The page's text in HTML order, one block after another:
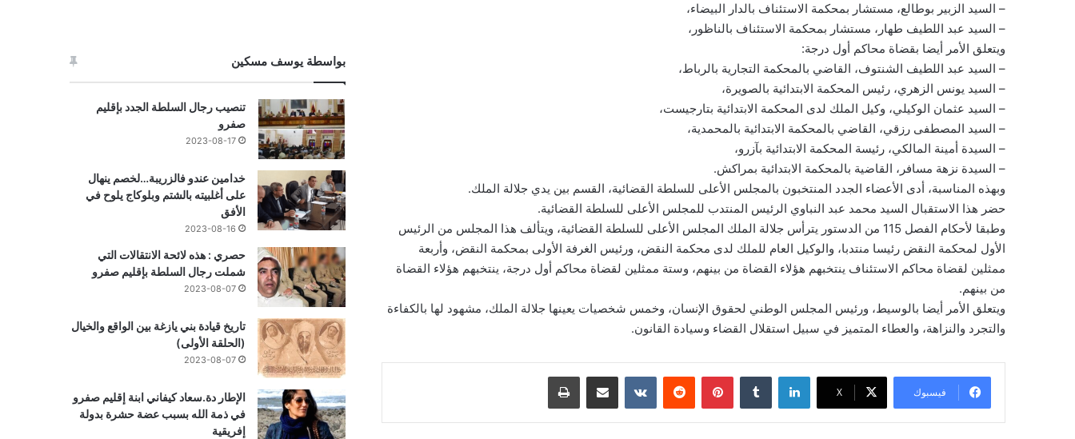
– السيد الزبير بوطالع، مستشار بمحكمة الاستئناف بالدار البيضاء،
– السيد عبد اللطيف طهار، مستشار بمحكمة الاستئناف بالناظور،
ويتعلق الأمر أيضا بقضاة محاكم أول درجة:
– السيد عبد اللطيف الشنتوف، القاضي بالمحكمة التجارية بالرباط،
– السيد يونس الزهري، رئيس المحكمة الابتدائية بالصويرة،
– السيد عثمان الوكيلي، وكيل الملك لدى المحكمة الابتدائية بتارجيست،
– السيد المصطفى رزقي، القاضي بالمحكمة الابتدائية بالمحمدية،
– السيدة أمينة المالكي، رئيسة المحكمة الابتدائية بآزرو،
– السيدة نزهة مسافر، القاضية بالمحكمة الابتدائية بمراكش.
وبهذه المناسبة، أدى الأعضاء الجدد المنتخبون بالمجلس الأعلى للسلطة القضائية، القسم بين يدي جلالة الملك.
حضر هذا الاستقبال السيد محمد عبد النباوي الرئيس المنتدب للمجلس الأعلى للسلطة القضائية.
وطبقا لأحكام الفصل 115 من الدستور يترأس جلالة الملك المجلس الأعلى للسلطة القضائية، ويتألف هذا المجلس من الرئيس
الأول لمحكمة النقض رئيسا منتدبا، والوكيل العام للملك لدى محكمة النقض، ورئيس الغرفة الأولى بمحكمة النقض، وأربعة
ممثلين لقضاة محاكم الاستئناف ينتخبهم هؤلاء القضاة من بينهم، وستة ممثلين لقضاة محاكم أول درجة، ينتخبهم هؤلاء القضاة
من بينهم.
ويتعلق الأمر أيضا بالوسيط، ورئيس المجلس الوطني لحقوق الإنسان، وخمس شخصيات يعينها جلالة الملك، مشهود لها بالكفاءة
والتجرد والنزاهة، والعطاء المتميز في سبيل استقلال القضاء وسيادة القانون.
فيسبوك ‫X
لينكدإن بينتيريست مشاركة عبر البريد طباعة
بواسطة يوسف مسكين
تنصيب رجال السلطة الجدد بإقليم
صفرو
2023-08-17
خدامين عندو فالزريبة…لخصم ينهال
على أغلبيته بالشتم وبلوكاج يلوح في
الأفق
2023-08-16
حصري : هذه لائحة الانتقالات التي
شملت رجال السلطة بإقليم صفرو
2023-08-07
تاريخ قيادة بني يازغة بين الواقع والخيال
(الحلقة الأولى)
2023-08-07
الإطار دة.سعاد كيفاني ابنة إقليم صفرو
في ذمة الله بسبب عضة حشرة بدولة
إفريقية